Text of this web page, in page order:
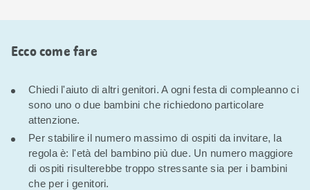
Ecco come fare
Chiedi l'aiuto di altri genitori. A ogni festa di compleanno ci
sono uno o due bambini che richiedono particolare
attenzione.
Per stabilire il numero massimo di ospiti da invitare, la
regola è: l'età del bambino più due. Un numero maggiore
di ospiti risulterebbe troppo stressante sia per i bambini
che per i genitori.